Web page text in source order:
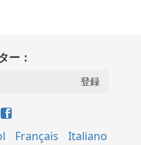
ー：
Français
Italiano